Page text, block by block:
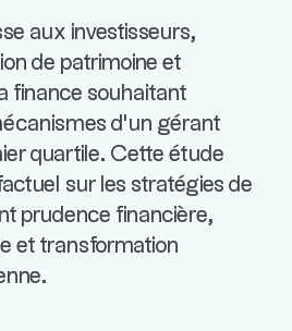
aux investisseurs,
de patrimoine et
finance souhaitant
d'un gérant
quartile. Cette étude
sur les stratégies de
prudence financière,
et transformation
.